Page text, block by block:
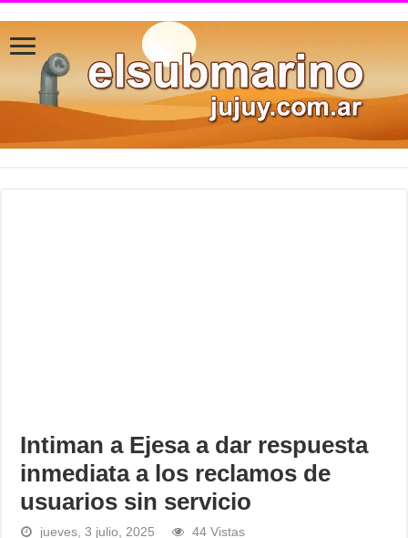
Intiman a Ejesa a dar respuesta
inmediata a los reclamos de
usuarios sin servicio
jueves, 3 julio, 2025 44 Vistas